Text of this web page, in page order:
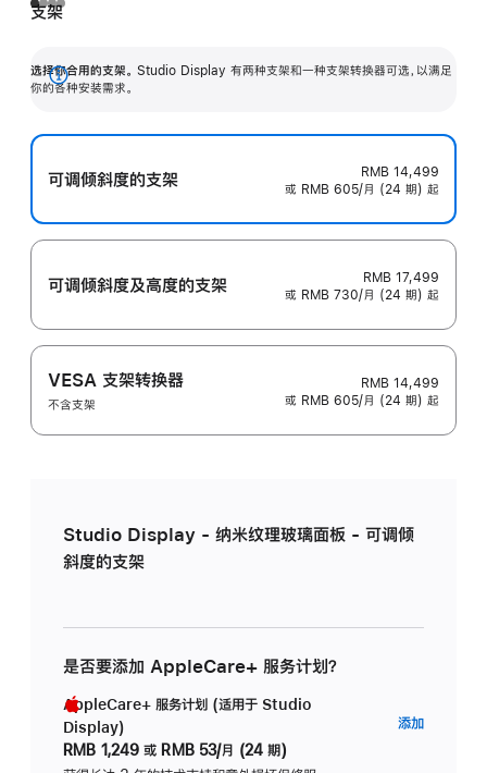
支架
选择你合用的支架。 Studio Display 有两种支架和一种支架转换器可选，以满足
你的各种安装需求。
展
可调倾斜度的支架
RMB 14,499
或 RMB 605/月 (24 期) 起
可调倾斜度及高‍度的支‍架
RMB 17,499
或 RMB 730/月 (24 期) 起
VESA 支架转换器
不含支架
RMB 14,499
或 RMB 605/月 (24 期) 起
Studio Display - 纳米纹理玻璃面板 - 可调倾
斜度的支架
是否要添加 AppleCare+ 服务计划？
AppleCare+ 服务计划 (适用于 Studio
Display)
RMB 1,249 或 RMB 53/月 (24 期)
添加